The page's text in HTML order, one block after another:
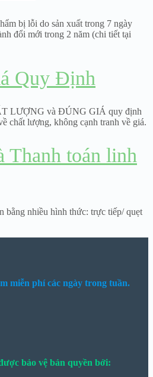
bị lỗi do sản xuất trong 7 ngày
đổi mới trong 2 năm (chi tiết tại
Quy Định
LƯỢNG và ĐÚNG GIÁ quy định
chất lượng, không cạnh tranh về giá.
Thanh toán linh
bằng nhiều hình thức: trực tiếp/ quẹt
miễn phí các ngày trong tuần.
bảo vệ bản quyền bởi: